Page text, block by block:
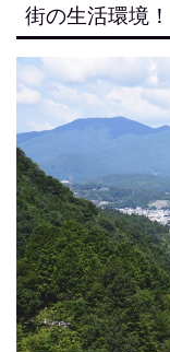
街の生活環境！